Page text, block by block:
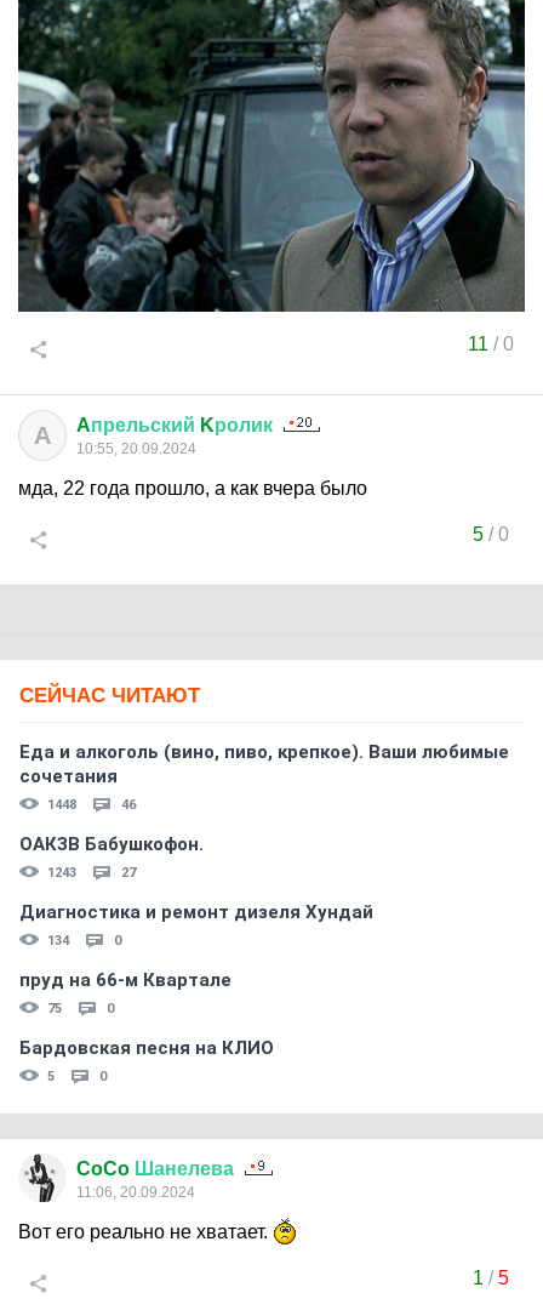
11/ 0
A Aпрельский Kролик
10:55, 20.09.2024
мда, 22 года прошло, а как вчера было
5/ 0
СЕЙЧАС ЧИТАЮТ
Еда и алкоголь (вино, пиво, крепкое). Ваши любимые
сочетания
1448 46
ОАКЗВ Бабушкофон.
1243 27
Диагностика и ремонт дизеля Хундай
134 0
пруд на 66-м Квартале
75 0
Бардовская песня на КЛИО
5 0
CoCo Шанелева
11:06, 20.09.2024
Вот его реально не хватает.
1/ 5